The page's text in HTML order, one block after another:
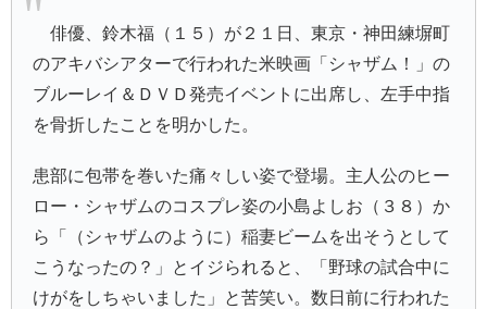
俳優、鈴木福（１５）が２１日、東京・神田練塀町
のアキバシアターで行われた米映画「シャザム！」の
ブルーレイ＆ＤＶＤ発売イベントに出席し、左手中指
を骨折したことを明かした。
患部に包帯を巻いた痛々しい姿で登場。主人公のヒー
ロー・シャザムのコスプレ姿の小島よしお（３８）か
ら「（シャザムのように）稲妻ビームを出そうとして
こうなったの？」とイジられると、「野球の試合中に
けがをしちゃいました」と苦笑い。数日前に行われた